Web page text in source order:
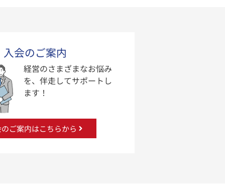
入会のご案内
経営のさまざまなお悩み
を、伴走してサポートし
ます！
ご案内はこちらから